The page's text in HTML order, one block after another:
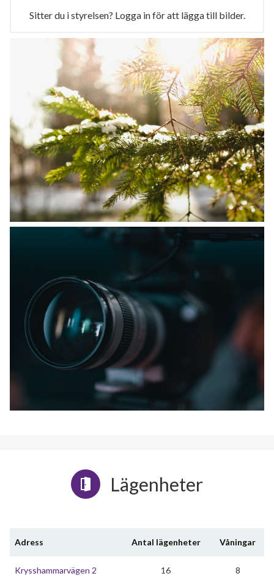
Sitter du i styrelsen? Logga in för att lägga till bilder.
Lägenheter
Adress Antal lägenheter Våningar
Krysshammarvägen 2 16 8